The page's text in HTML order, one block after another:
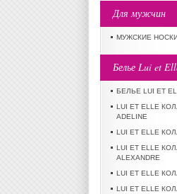
Для мужчин
МУЖСКИЕ
Белье Lui et
БЕЛЬЕ LUI ET
LUI ET ELLE
ADELINE
LUI ET ELLE
LUI ET ELLE
ALEXANDRE
LUI ET ELLE
LUI ET ELLE